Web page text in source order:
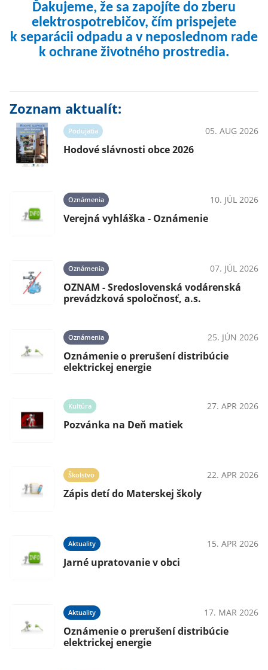
Ďakujeme, že sa zapojíte do zberu
elektrospotrebičov, čím prispejete
k separácii odpadu a v neposlednom rade
k ochrane životného prostredia.
Zoznam aktualít:
Podujatia 05. AUG 2026
Hodové slávnosti obce 2026
Oznámenia 10. JÚL 2026
Verejná vyhláška - Oznámenie
Oznámenia 07. JÚL 2026
OZNAM - Sredoslovenská vodárenská
prevádzková spoločnosť, a.s.
Oznámenia 25. JÚN 2026
Oznámenie o prerušení distribúcie
elektrickej energie
Kultúra 27. APR 2026
Pozvánka na Deň matiek
Školstvo 22. APR 2026
Zápis detí do Materskej školy
Aktuality 15. APR 2026
Jarné upratovanie v obci
Aktuality 17. MAR 2026
Oznámenie o prerušení distribúcie
elektrickej energie